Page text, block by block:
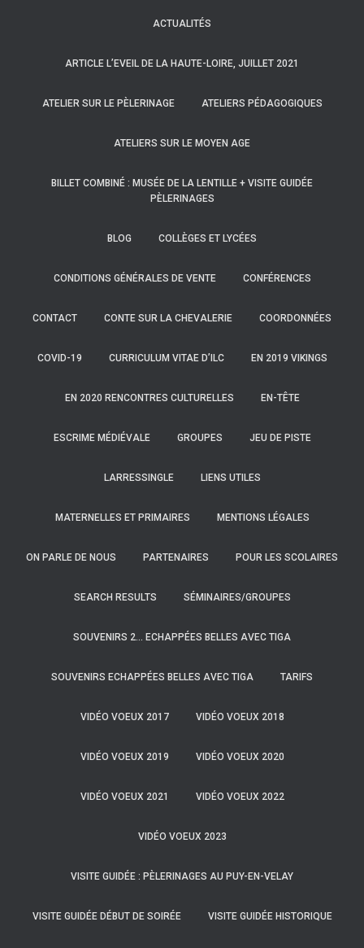
ACTUALITÉS
ARTICLE L’EVEIL DE LA HAUTE-LOIRE, JUILLET 2021
ATELIER SUR LE PÈLERINAGE ATELIERS PÉDAGOGIQUES
ATELIERS SUR LE MOYEN AGE
BILLET COMBINÉ : MUSÉE DE LA LENTILLE + VISITE GUIDÉE
PÈLERINAGES
BLOG COLLÈGES ET LYCÉES
CONDITIONS GÉNÉRALES DE VENTE CONFÉRENCES
CONTACT CONTE SUR LA CHEVALERIE COORDONNÉES
COVID-19 CURRICULUM VITAE D’ILC EN 2019 VIKINGS
EN 2020 RENCONTRES CULTURELLES EN-TÊTE
ESCRIME MÉDIÉVALE GROUPES JEU DE PISTE
LARRESSINGLE LIENS UTILES
MATERNELLES ET PRIMAIRES MENTIONS LÉGALES
ON PARLE DE NOUS PARTENAIRES POUR LES SCOLAIRES
SEARCH RESULTS SÉMINAIRES/GROUPES
SOUVENIRS 2… ECHAPPÉES BELLES AVEC TIGA
SOUVENIRS ECHAPPÉES BELLES AVEC TIGA TARIFS
VIDÉO VOEUX 2017 VIDÉO VOEUX 2018
VIDÉO VOEUX 2019 VIDÉO VOEUX 2020
VIDÉO VOEUX 2021 VIDÉO VOEUX 2022
VIDÉO VOEUX 2023
VISITE GUIDÉE : PÈLERINAGES AU PUY-EN-VELAY
VISITE GUIDÉE DÉBUT DE SOIRÉE VISITE GUIDÉE HISTORIQUE